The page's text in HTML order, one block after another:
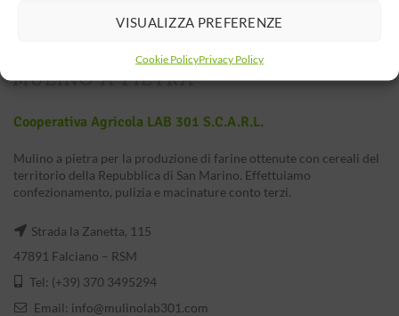
VISUALIZZA PREFERENZE
Cookie PolicyPrivacy Policy
Cooperativa Agricola LAB 301 S.c.a.r.l.
Mulino a pietra per la produzione di farine ottenute con cereali del
territorio della Repubblica di San Marino. Effettuiamo
confezionamento, pulizia e macinature conto terzi.
Strada la Zanetta, 115
47891 Falciano – RSM
Tel: (+39) 370 3495294
Email: info@mulinolab301.com